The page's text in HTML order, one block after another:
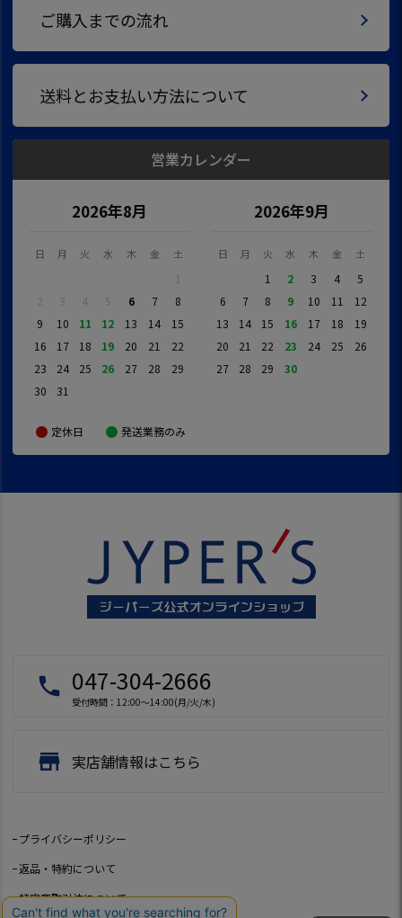
ご購入までの流れ
送料とお支払い方法について
営業カレンダー
2026年8月
日 月 火 水 木 金 土
1
2
3 4 5 6 7
8
9
10 11 12 13 14
15
16
17 18 19 20 21
22
23
24 25 26 27 28
29
30
31
2026年9月
日 月 火 水 木 金 土
1 2 3 4
5
6
7 8 9 10 11
12
13
14 15 16 17 18
19
20
21 22 23 24 25
26
27
28 29 30
定休日 発送業務のみ
local_phone 047-304-2666
受付時間：12:00～14:00(月/火/木)
store 実店舗情報はこちら
プライバシーポリシー
返品・特約について
特定商取引法について